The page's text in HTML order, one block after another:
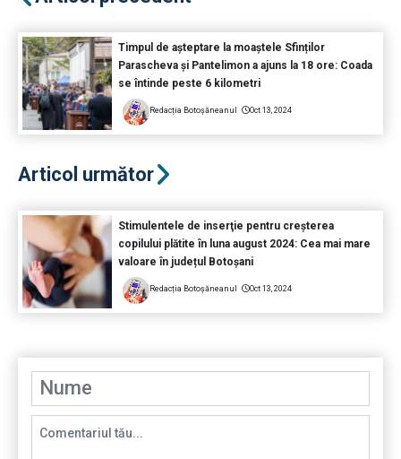
Timpul de așteptare la moaștele Sfinților
Parascheva și Pantelimon a ajuns la 18 ore: Coada
se întinde peste 6 kilometri
Redacția Botoșăneanul Oct 13, 2024
Articol următor
Stimulentele de inserţie pentru creşterea
copilului plătite în luna august 2024: Cea mai mare
valoare în județul Botoșani
Redacția Botoșăneanul Oct 13, 2024